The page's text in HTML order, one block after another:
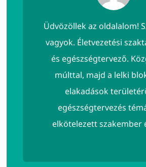
Üdvözöllek az oldalalom!
vagyok. Életvezetési
és egészségtervező.
múlttal, majd a lelki
elakadások
egészségtervezés
elkötelezett szakember